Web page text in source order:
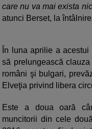
care nu va mai exista
atunci Berset, la
În luna aprilie a
să prelungească
români şi bulgari,
Elveţia privind libera
Este a doua oară
muncitorii din cele